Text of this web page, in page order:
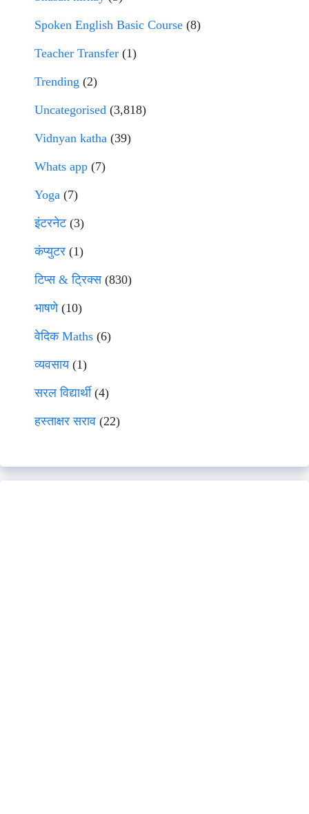
Spoken English Basic Course (8)
Teacher Transfer (1)
Trending (2)
Uncategorised (3,818)
Vidnyan katha (39)
Whats app (7)
Yoga (7)
इंटरनेट(3)
कंप्युटर (1)
टिप्स & ट्रिक्स(830)
भाषणे(10)
वेदिक Maths (6)
व्यवसाय(1)
सरल विद्यार्थी(4)
हस्ताक्षर सराव (22)